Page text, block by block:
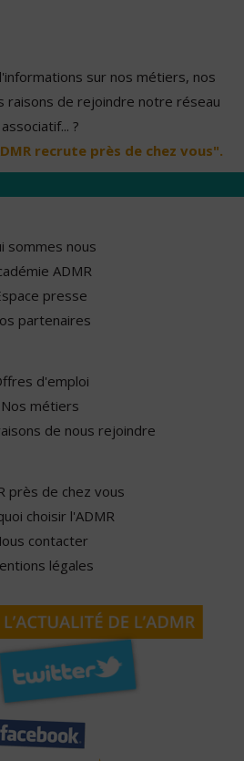
sur nos métiers, nos
raisons de rejoindre notre réseau
associatif... ?
recrute près de chez vous".
sommes nous
ADMR
presse
partenaires
d'emploi
Nos métiers
de nous rejoindre
près de chez vous
choisir l'ADMR
contacter
légales